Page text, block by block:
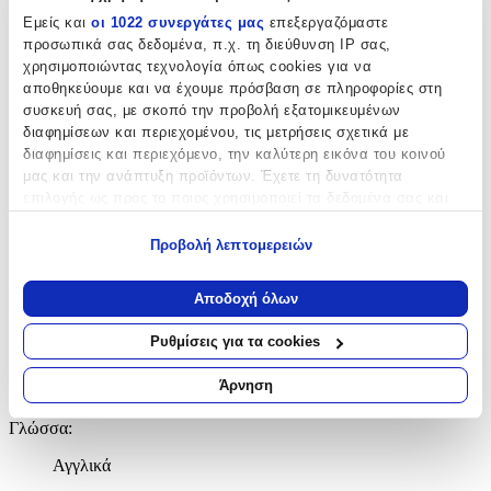
Εμείς και οι 1022 συνεργάτες μας επεξεργαζόμαστε
προσωπικά σας δεδομένα, π.χ. τη διεύθυνση IP σας,
χρησιμοποιώντας τεχνολογία όπως cookies για να
αποθηκεύουμε και να έχουμε πρόσβαση σε πληροφορίες στη
συσκευή σας, με σκοπό την προβολή εξατομικευμένων
διαφημίσεων και περιεχομένου, τις μετρήσεις σχετικά με
διαφημίσεις και περιεχόμενο, την καλύτερη εικόνα του κοινού
μας και την ανάπτυξη προϊόντων. Έχετε τη δυνατότητα
Να συλλέξουμε πληροφορίες σχετικά με τη γεωγραφική
σας τοποθεσία, οι οποίες μπορεί να είναι ακριβείς σε
απόσταση μερικών μέτρων
Να αναγνωρίσουμε τη συσκευή σας σαρώνοντας ενεργά
για συγκεκριμένα χαρακτηριστικά (δακτυλικό αποτύπωμα)
Μάθετε περισσότερα σχετικά με τον τρόπο επεξεργασίας των
προσωπικών σας δεδομένων και καθορίστε τις προτιμήσεις σας
ανακαλέσετε τη συγκατάθεσή σας ανά πάσα στιγμή από τη
Προβολή λεπτομερειών
Αποδοχή όλων
Ρυθμίσεις για τα cookies
Άρνηση
Συγγραφέας
:
Fred Vargas
Εκδότης:
Vintage
Αριθμός Σελίδων :
Χαρτί Εξωφύλλου
Γλώσσα:
Αγγλικά